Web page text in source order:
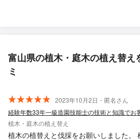
富山県の植木・庭木の植え替え
ミ
2023年10月2日・匿名さん
経験年数33年一級造園技能士の技術と知識でお
植木・庭木の植え替え
植木の植替えと伐採をお願いしました。